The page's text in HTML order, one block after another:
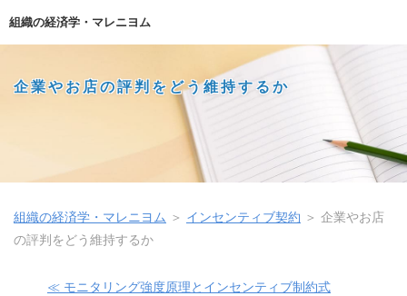
組織の経済学・マレニヨム
企業やお店の評判をどう維持するか
組織の経済学・マレニヨム ＞ インセンティブ契約 ＞ 企業やお店
の評判をどう維持するか
≪ モニタリング強度原理とインセンティブ制約式